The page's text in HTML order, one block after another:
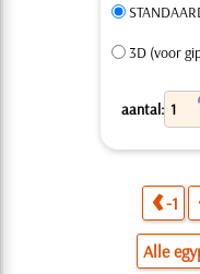
3D (voor
aantal:
-1
Alle